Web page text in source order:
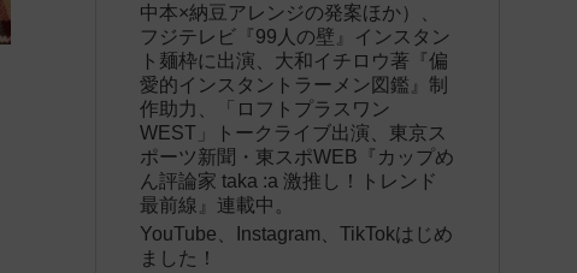
中本×納豆アレンジの発案ほか）、
フジテレビ『99人の壁』インスタン
ト麺枠に出演、大和イチロウ著『偏
愛的インスタントラーメン図鑑』制
作助力、「ロフトプラスワン
WEST」トークライブ出演、東京ス
ポーツ新聞・東スポWEB『カップめ
ん評論家 taka :a 激推し！トレンド
最前線』連載中。
YouTube、Instagram、TikTokはじめ
ました！